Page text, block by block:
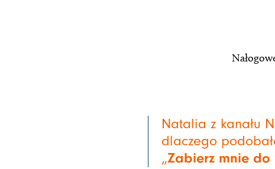
Natalia z kanału
dlaczego
„Zabierz mnie do